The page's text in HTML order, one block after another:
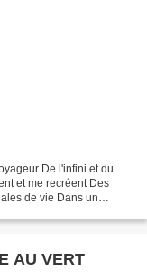
De l'infini et du
et me recréent Des
de vie Dans un
AU VERT